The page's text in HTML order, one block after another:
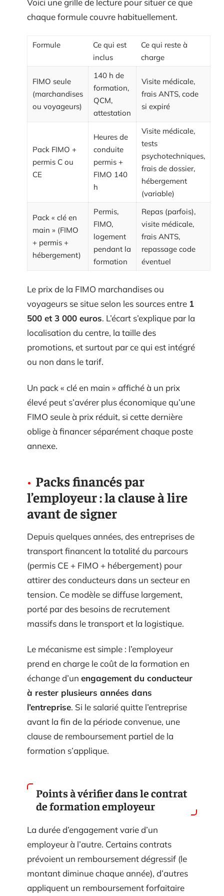
Voici une grille de lecture pour situer ce que
chaque formule couvre habituellement.
Formule
Ce qui est
inclus
Ce qui reste à
charge
FIMO seule
(marchandises
ou voyageurs)
140 h de
formation,
QCM,
attestation
Visite médicale,
frais ANTS, code
si expiré
Pack FIMO +
permis C ou
CE
Heures de
conduite
permis +
FIMO 140
h
Visite médicale,
tests
psychotechniques,
frais de dossier,
hébergement
(variable)
Pack « clé en
main » (FIMO
+ permis +
hébergement)
Permis,
FIMO,
logement
pendant la
formation
Repas (parfois),
visite médicale,
frais ANTS,
repassage code
éventuel
Le prix de la FIMO marchandises ou
voyageurs se situe selon les sources entre 1
500 et 3 000 euros. L’écart s’explique par la
localisation du centre, la taille des
promotions, et surtout par ce qui est intégré
ou non dans le tarif.
Un pack « clé en main » affiché à un prix
élevé peut s’avérer plus économique qu’une
FIMO seule à prix réduit, si cette dernière
oblige à financer séparément chaque poste
annexe.
Packs financés par
l’employeur : la clause à lire
avant de signer
Depuis quelques années, des entreprises de
transport financent la totalité du parcours
(permis CE + FIMO + hébergement) pour
attirer des conducteurs dans un secteur en
tension. Ce modèle se diffuse largement,
porté par des besoins de recrutement
massifs dans le transport et la logistique.
Le mécanisme est simple : l’employeur
prend en charge le coût de la formation en
échange d’un engagement du conducteur
à rester plusieurs années dans
l’entreprise. Si le salarié quitte l’entreprise
avant la fin de la période convenue, une
clause de remboursement partiel de la
formation s’applique.
Points à vérifier dans le contrat
de formation employeur
La durée d’engagement varie d’un
employeur à l’autre. Certains contrats
prévoient un remboursement dégressif (le
montant diminue chaque année), d’autres
appliquent un remboursement forfaitaire